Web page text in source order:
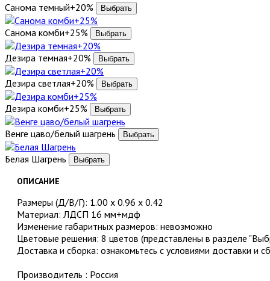
Санома темный+20%
Санома комби+25%
Дезира темная+20%
Дезира светлая+20%
Дезира комби+25%
Венге цаво/белый шагрень
Белая Шагрень
ОПИСАНИЕ
Размеры (Д/В/Г): 1.00 х 0.96 х 0.42
Материал: ЛДСП 16 мм+мдф
Изменение габаритных размеров: невозможно
Цветовые решения: 8 цветов (представлены в разделе
Доставка и сборка: ознакомьтесь с условиями доставки и
Производитель : Россия